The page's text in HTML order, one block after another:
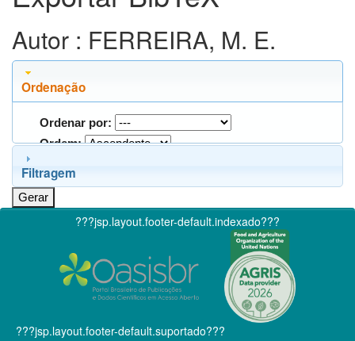
Autor : FERREIRA, M. E.
Ordenação
Ordenar por:
Ordem:
Filtragem
???jsp.layout.footer-default.indexado???
???jsp.layout.footer-default.suportado???